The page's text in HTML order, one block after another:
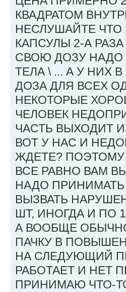
КВАДРАТОМ
НЕСЛУШАЙТЕ ЧТО
КАПСУЛЫ 2-А
СВОЮ ДОЗУ НАДО
ТЕЛА \ ... А У НИХ
ДОЗА ДЛЯ ВСЕХ
НЕКОТОРЫЕ
ЧЕЛОВЕК
ЧАСТЬ ВЫХОДИТ
ВОТ У НАС И
ЖДЕТЕ? ПОЭТОМУ
ВСЕ РАВНО ВАМ
НАДО
ВЫЗВАТЬ
ШТ, ИНОГДА И ПО
А ВООБЩЕ
ПАЧКУ В
НА СЛЕДУЮЩИЙ
РАБОТАЕТ И НЕТ
ПРИНИМАЮ ЧТО-